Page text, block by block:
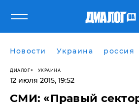
Новости Украина россия
ДИАЛОГ УКРАИНА
12 июля 2015, 19:52
СМИ: «Правый